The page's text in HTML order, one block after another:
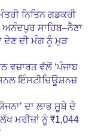
ਨਿਤਿਨ ਗਡਕਰੀ
ਅਨੰਦਪੁਰ ਸਾਹਿਬ–ਨੈਣਾ
ਦੇਣ ਦੀ ਮੰਗ ਨੂੰ ਮੁੜ
ਵਜ਼ਾਰਤ ਵੱਲੋਂ ‘ਪੰਜਾਬ
ਇੰਸਟੀਚਿਊਸ਼ਨਜ਼
ਦਾ ਲਾਭ ਸੂਬੇ ਦੇ
ਮਰੀਜ਼ਾਂ ਨੂੰ ₹1,044